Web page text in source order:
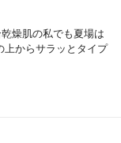
燥肌の私でも夏場は
上からサラッとタイプ